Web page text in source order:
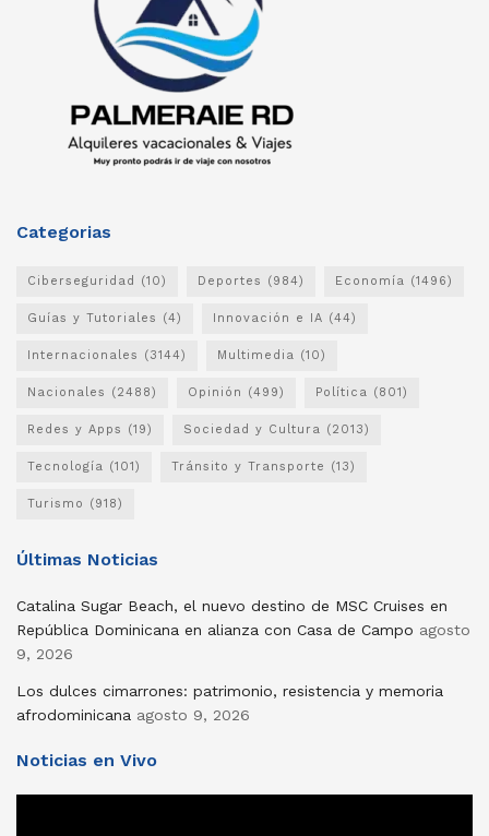
Categorias
Ciberseguridad (10) Deportes (984) Economía (1496)
Guías y Tutoriales (4) Innovación e IA (44)
Internacionales (3144) Multimedia (10)
Nacionales (2488) Opinión (499) Política (801)
Redes y Apps (19) Sociedad y Cultura (2013)
Tecnología (101) Tránsito y Transporte (13)
Turismo (918)
Últimas Noticias
Catalina Sugar Beach, el nuevo destino de MSC Cruises en
República Dominicana en alianza con Casa de Campo agosto
9, 2026
Los dulces cimarrones: patrimonio, resistencia y memoria
afrodominicana agosto 9, 2026
Noticias en Vivo